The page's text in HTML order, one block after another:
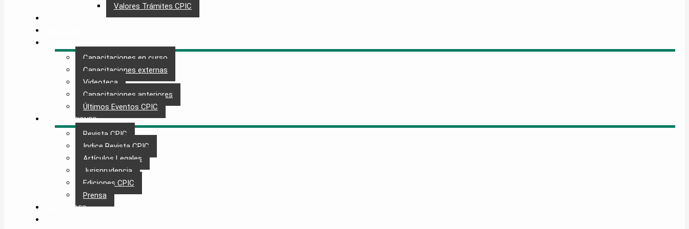
Valores Trámites CPIC
Capacitaciones en curso
Capacitaciones externas
Videoteca
Capacitaciones anteriores
Últimos Eventos CPIC
PUBLICACIONES
Revista CPIC
Indice Revista CPIC
Artículos Legales
Jurisprudencia
Ediciones CPIC
Prensa
NOVEDADES